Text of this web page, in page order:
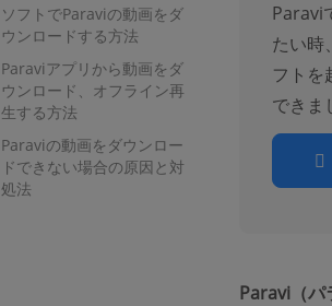
ソフトでParaviの動画をダ
ウンロードする方法
Paraviアプリから動画をダ
ウンロード、オフライン再
生する方法
Paraviの動画をダウンロー
ドできない場合の原因と対
処法
Paravi
たい時、
フトを
できま
Paravi（パ